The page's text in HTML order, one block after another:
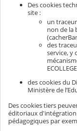
Des cookies
site :
un
non de la
des
service, y
des cookies du
Ministère de
Des cookies tiers
éditoriaux
pédagogiques par